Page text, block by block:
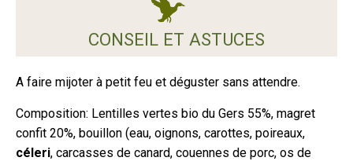
CONSEIL ET ASTUCES
A faire mijoter à petit feu et déguster sans attendre.
Composition: Lentilles vertes bio du Gers 55%, magret
confit 20%, bouillon (eau, oignons, carottes, poireaux,
céleri, carcasses de canard, couennes de porc, os de